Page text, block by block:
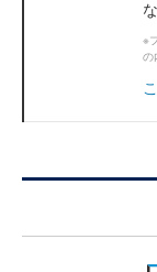
※
の